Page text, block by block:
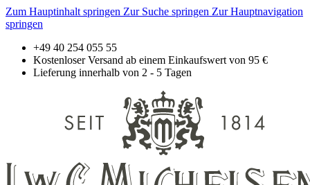
Zum Hauptinhalt springen Zur Suche springen Zur Hauptnavigation
springen
+49 40 254 055 55
Kostenloser Versand ab einem Einkaufswert von 95 €
Lieferung innerhalb von 2 - 5 Tagen